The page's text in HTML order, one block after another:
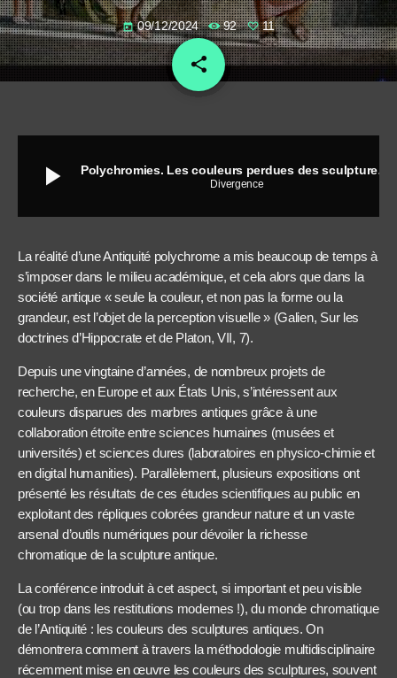
today 09/12/2024 92 11
share
email
play_arrow Polychromies. Les couleurs perdues des sculptures de l'Antiquité : matérialité, technique et perception
Divergence
La réalité d’une Antiquité polychrome a mis beaucoup de temps à
s’imposer dans le milieu académique, et cela alors que dans la
société antique « seule la couleur, et non pas la forme ou la
grandeur, est l’objet de la perception visuelle » (Galien, Sur les
doctrines d’Hippocrate et de Platon, VII, 7).
Depuis une vingtaine d’années, de nombreux projets de
recherche, en Europe et aux États Unis, s’intéressent aux
couleurs disparues des marbres antiques grâce à une
collaboration étroite entre sciences humaines (musées et
universités) et sciences dures (laboratoires en physico-chimie et
en digital humanities). Parallèlement, plusieurs expositions ont
présenté les résultats de ces études scientifiques au public en
exploitant des répliques colorées grandeur nature et un vaste
arsenal d’outils numériques pour dévoiler la richesse
chromatique de la sculpture antique.
La conférence introduit à cet aspect, si important et peu visible
(ou trop dans les restitutions modernes !), du monde chromatique
de l’Antiquité : les couleurs des sculptures antiques. On
démontrera comment à travers la méthodologie multidisciplinaire
récemment mise en œuvre les couleurs des sculptures, souvent